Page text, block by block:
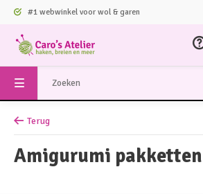
#1 webwinkel voor wol & garen
Terug
Amigurumi pakketten